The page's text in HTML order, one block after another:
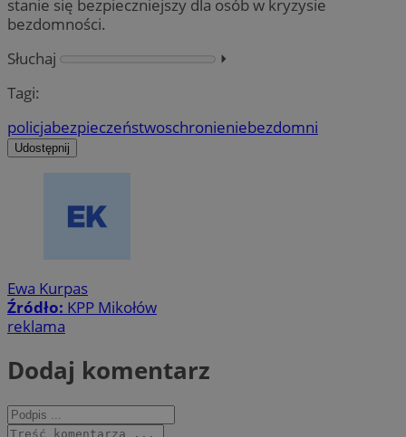
stanie się bezpieczniejszy dla osób w kryzysie
bezdomności.
Słuchaj
⏵︎
Tagi:
policjabezpieczeństwoschronieniebezdomni
Udostępnij
Ewa Kurpas
Źródło: KPP Mikołów
reklama
Dodaj komentarz